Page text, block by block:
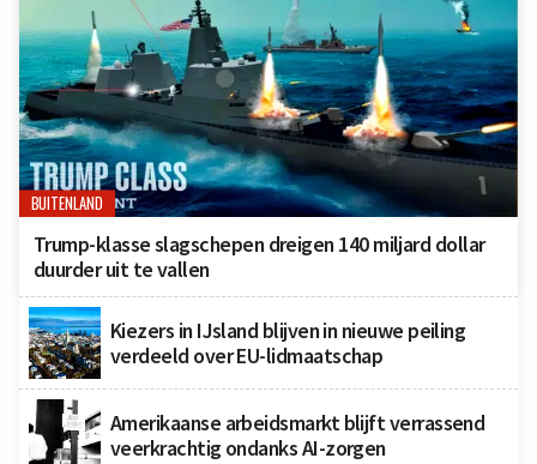
BUITENLAND
Trump-klasse slagschepen dreigen 140 miljard dollar
duurder uit te vallen
Kiezers in IJsland blijven in nieuwe peiling
verdeeld over EU-lidmaatschap
Amerikaanse arbeidsmarkt blijft verrassend
veerkrachtig ondanks AI-zorgen